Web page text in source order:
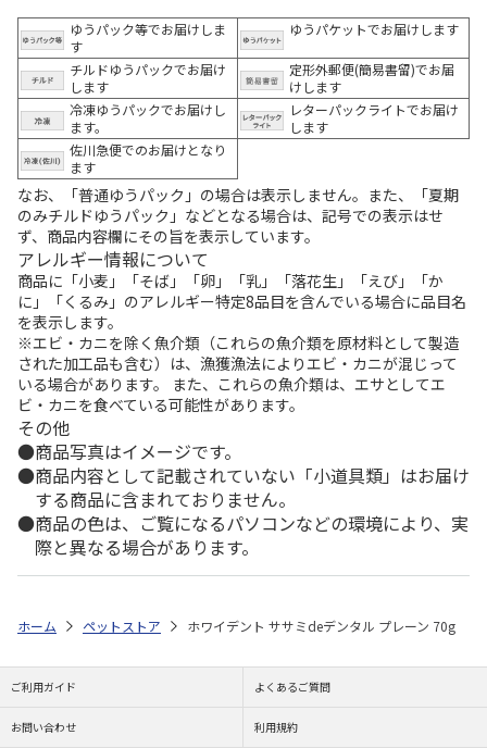
ゆうパック等でお届けしま
す
ゆうパケットでお届けします
チルドゆうパックでお届け
します
定形外郵便(簡易書留)でお届
けします
冷凍ゆうパックでお届けし
ます。
レターパックライトでお届け
します
佐川急便でのお届けとなり
ます
なお、「普通ゆうパック」の場合は表示しません。また、「夏期
のみチルドゆうパック」などとなる場合は、記号での表示はせ
ず、商品内容欄にその旨を表示しています。
アレルギー情報について
商品に「小麦」「そば」「卵」「乳」「落花生」「えび」「か
に」「くるみ」のアレルギー特定8品目を含んでいる場合に品目名
を表示します。
※エビ・カニを除く魚介類（これらの魚介類を原材料として製造
された加工品も含む）は、漁獲漁法によりエビ・カニが混じって
いる場合があります。 また、これらの魚介類は、エサとしてエ
ビ・カニを食べている可能性があります。
その他
商品写真はイメージです。
商品内容として記載されていない「小道具類」はお届け
する商品に含まれておりません。
商品の色は、ご覧になるパソコンなどの環境により、実
際と異なる場合があります。
ホーム ペットストア ホワイデント ササミdeデンタル プレーン 70g
ご利用ガイド よくあるご質問
お問い合わせ 利用規約